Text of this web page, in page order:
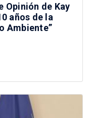
Opinión de Kay
años de la
Ambiente”